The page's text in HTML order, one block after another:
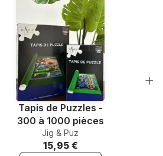
Tapis de Puzzles -
300 à 1000 pièces
Jig & Puz
15,95 €